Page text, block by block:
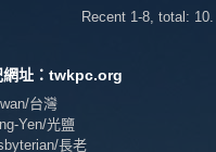
Recent 1-8, total: 10.
網址：twkpc.org
台灣
Yen/光鹽
長老